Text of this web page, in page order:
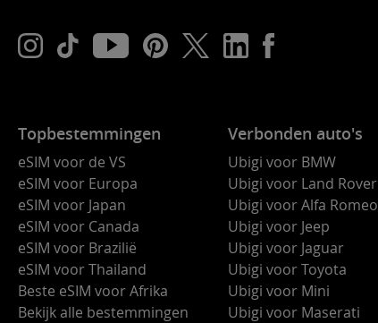
Topbestemmingen
eSIM voor de VS
eSIM voor Europa
eSIM voor Japan
eSIM voor Canada
eSIM voor Brazilië
eSIM voor Thailand
Beste eSIM voor Afrika
Bekijk alle bestemmingen
Verbonden auto's
Ubigi voor BMW
Ubigi voor Land Rover
Ubigi voor Alfa Romeo
Ubigi voor Jeep
Ubigi voor Jaguar
Ubigi voor Toyota
Ubigi voor Mini
Ubigi voor Maserati